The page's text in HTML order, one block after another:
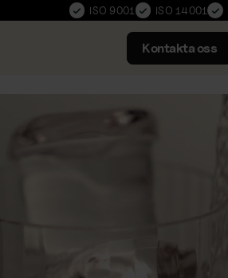
ISO 9001 ISO 14001
Kontakta oss